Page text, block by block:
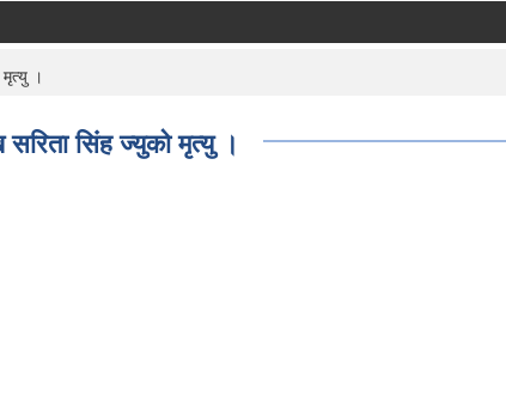
।
सिंह ज्युको मृत्यु ।